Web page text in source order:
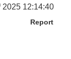
2025 12:14:40
Report